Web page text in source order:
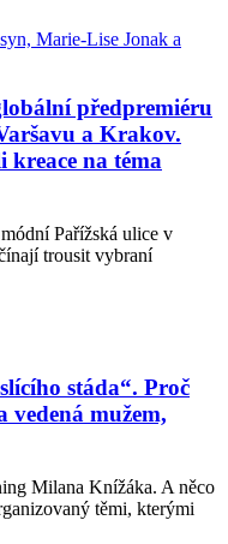
předpremiéru
a Krakov.
kreace na téma
Pařížská ulice v
trousit vybraní
stáda“. Proč
mužem,
Milana Knížáka. A něco
těmi, kterými